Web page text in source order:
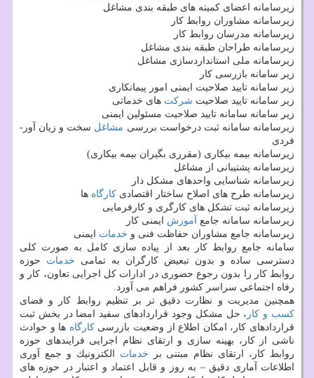
زیرسامانه اعضای كمیته های طبقه بندی مشاغل
زیرسامانه مشاوران روابط كار
زیرسامانه مدرسان روابط كار
زیرسامانه طراحان طبقه بندی مشاغل
زیرسامانه ملی استانداردسازی مشاغل
زیر سامانه بازرسی كار
زیر سامانه تایید صلاحیت ایمنی امور پیمانكاری
زیر سامانه تایید صلاحیت شركت های خدماتی
زیر سامانه سامانه تایید صلاحیت مسئولین ایمنی
زیرسامانه سامانه ثبت درخواست بررسی مشاغل سخت و زیان آور-
فردی
زیرسامانه بیمه بیكاری (مقرری بگیران بیمه بیكاری)
زیرسامانه پشتیبانی از مشاغل
زیرسامانه شناسایی واحدهای مشكل دار
زیرسامانه طرح های اصلاح ساختار اقتصادی كارگاه ها
زیرسامانه ثبت تشكل های كارگری و كارفرمایی
زیرسامانه سامانه جامع آموزش ایمنی كار
زیرسامانه جامع مشاوران حفاظت فنی و خدمات ایمنی
سامانه جامع روابط كار بعد از پیاده سازی كامل به صورت كلی
دسترسی ساده و بدون تبعیض كارگران به تمامی خدمات حوزه
روابط كار را بدون رجوع حضوری در ادارات كل اجرایی تعاون، كار و
رفاه اجتماعی سراسر كشور فراهم می آورد.
همچنین مدیریت و نظارت دقیق تر بر تنظیم روابط كار و فضای
كسب و كار ، حل مشكل وجود قراردادهای سفید امضا در بخش ثبت
قراردادهای كار، امكان اطلاع از وضعیت بازرسیكارگاه ها و حوادث
ناشی از كار، بهینه سازی و ارتقای نظام اجرایی فرایندهای حوزه
روابط كار، ارتقای نظام مبتنی بر خدمات الكترونیك و جمع آوری
اطلاعات آماری دقیق – به روز و قابل اعتماد و اعتبار در حوزه های